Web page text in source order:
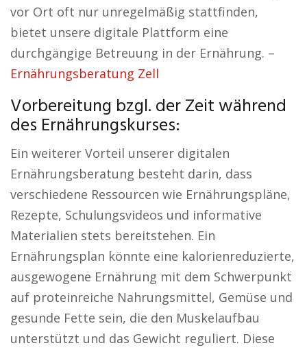
vor Ort oft nur unregelmäßig stattfinden,
bietet unsere digitale Plattform eine
durchgängige Betreuung in der Ernährung. –
Ernährungsberatung Zell
Vorbereitung bzgl. der Zeit während
des Ernährungskurses:
Ein weiterer Vorteil unserer digitalen
Ernährungsberatung besteht darin, dass
verschiedene Ressourcen wie Ernährungspläne,
Rezepte, Schulungsvideos und informative
Materialien stets bereitstehen. Ein
Ernährungsplan könnte eine kalorienreduzierte,
ausgewogene Ernährung mit dem Schwerpunkt
auf proteinreiche Nahrungsmittel, Gemüse und
gesunde Fette sein, die den Muskelaufbau
unterstützt und das Gewicht reguliert. Diese